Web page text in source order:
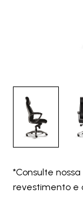
*Consulte
revestimento e